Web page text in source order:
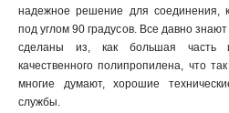
надежное решение для соединения,
под углом 90 градусов. Все давно
сделаны из, как большая часть
качественного полипропилена, что
многие думают, хорошие
службы.